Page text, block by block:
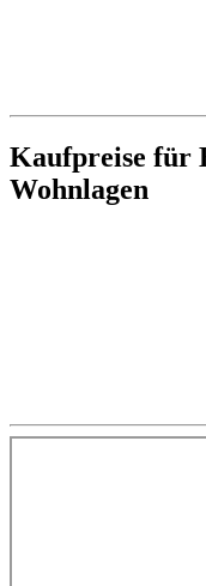
Kaufpreise für
Wohnlagen